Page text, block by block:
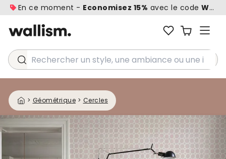
En ce moment - Economisez 15% avec le code
Rechercher un style, une ambiance ou une idée...
> Géométrique > Cercles